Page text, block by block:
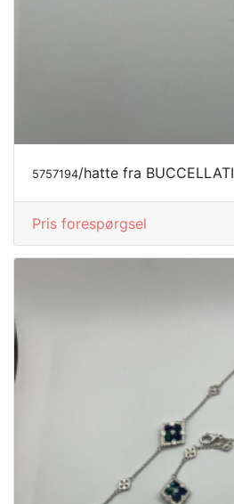
5757194/hatte fra BUCCELLATI
Pris forespørgsel